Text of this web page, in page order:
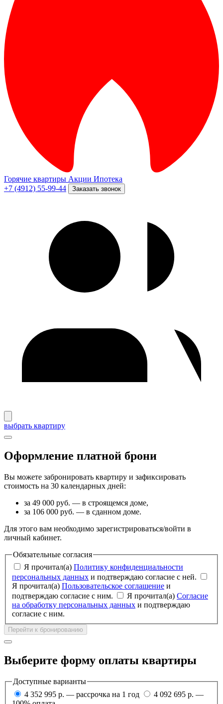
Горячие квартиры Акции Ипотека
+7 (4912) 55-99-44
Заказать звонок
выбрать квартиру
Оформление платной брони
Вы можете забронировать квартиру и зафиксировать
стоимость на 30 календарных дней:
за 49 000 руб. — в строящемся доме,
за 106 000 руб. — в сданном доме.
Для этого вам необходимо зарегистрироваться/войти в
личный кабинет.
Обязательные согласия
Я прочитал(а) Политику конфиденциальности
персональных данных и подтверждаю согласие с ней.
Я прочитал(а) Пользовательское соглашение
подтверждаю согласие с ним.
Я прочитал(а) Согласие
на обработку персональных данных
согласие с ним.
Перейти к бронированию
Выберите форму оплаты квартиры
Доступные варианты
4 352 995 р. — рассрочка на 1 год
4 092 695 р. —